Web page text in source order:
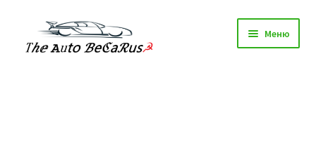
Перейти
Перейти
Меню